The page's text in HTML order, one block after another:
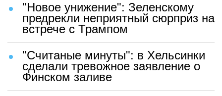
"Новое унижение": Зеленскому
предрекли неприятный сюрприз на
встрече с Трампом
"Считаные минуты": в Хельсинки
сделали тревожное заявление о
Финском заливе